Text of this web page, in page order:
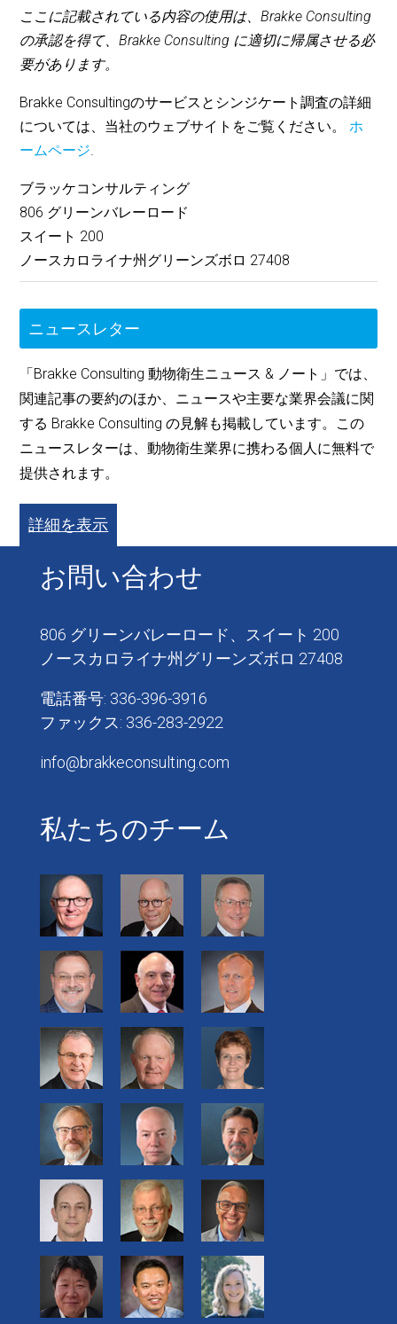
ここに記載されている内容の使用は、Brakke Consulting
の承認を得て、Brakke Consulting に適切に帰属させる必
要があります。
Brakke Consultingのサービスとシンジケート調査の詳細
については、当社のウェブサイトをご覧ください。ホ
ームページ.
ブラッケコンサルティング
806 グリーンバレーロード
スイート 200
ノースカロライナ州グリーンズボロ 27408
ニュースレター
「Brakke Consulting 動物衛生ニュース & ノート」では、
関連記事の要約のほか、ニュースや主要な業界会議に関
する Brakke Consulting の見解も掲載しています。この
ニュースレターは、動物衛生業界に携わる個人に無料で
提供されます。
詳細を表示
お問い合わせ
806 グリーンバレーロード、スイート 200
ノースカロライナ州グリーンズボロ 27408
電話番号: 336-396-3916
ファックス: 336-283-2922
info@brakkeconsulting.com
私たちのチーム